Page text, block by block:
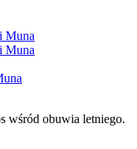
wśród obuwia letniego.